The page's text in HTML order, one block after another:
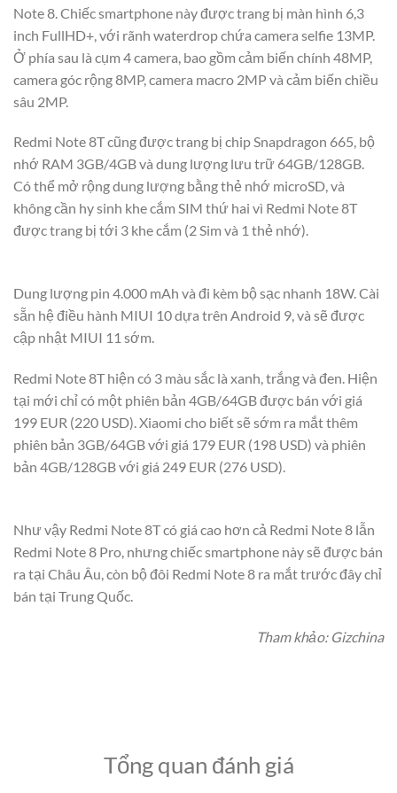
Note 8. Chiếc smartphone này được trang bị màn hình 6,3
inch FullHD+, với rãnh waterdrop chứa camera selfie 13MP.
Ở phía sau là cụm 4 camera, bao gồm cảm biến chính 48MP,
camera góc rộng 8MP, camera macro 2MP và cảm biến chiều
sâu 2MP.
Redmi Note 8T cũng được trang bị chip Snapdragon 665, bộ
nhớ RAM 3GB/4GB và dung lượng lưu trữ 64GB/128GB.
Có thể mở rộng dung lượng bằng thẻ nhớ microSD, và
không cần hy sinh khe cắm SIM thứ hai vì Redmi Note 8T
được trang bị tới 3 khe cắm (2 Sim và 1 thẻ nhớ).
Dung lượng pin 4.000 mAh và đi kèm bộ sạc nhanh 18W. Cài
sẵn hệ điều hành MIUI 10 dựa trên Android 9, và sẽ được
cập nhật MIUI 11 sớm.
Redmi Note 8T hiện có 3 màu sắc là xanh, trắng và đen. Hiện
tại mới chỉ có một phiên bản 4GB/64GB được bán với giá
199 EUR (220 USD). Xiaomi cho biết sẽ sớm ra mắt thêm
phiên bản 3GB/64GB với giá 179 EUR (198 USD) và phiên
bản 4GB/128GB với giá 249 EUR (276 USD).
Như vậy Redmi Note 8T có giá cao hơn cả Redmi Note 8 lẫn
Redmi Note 8 Pro, nhưng chiếc smartphone này sẽ được bán
ra tại Châu Âu, còn bộ đôi Redmi Note 8 ra mắt trước đây chỉ
bán tại Trung Quốc.
Tham khảo: Gizchina
Tổng quan đánh giá